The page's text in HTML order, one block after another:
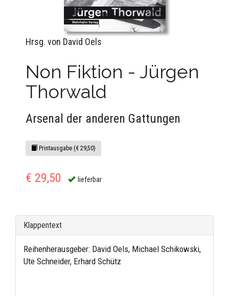
Hrsg. von David Oels
Non Fiktion - Jürgen
Thorwald
Arsenal der anderen Gattungen
Printausgabe (€ 29,50)
€ 29,50 lieferbar
Klappentext
Reihenherausgeber: David Oels, Michael Schikowski,
Ute Schneider, Erhard Schütz